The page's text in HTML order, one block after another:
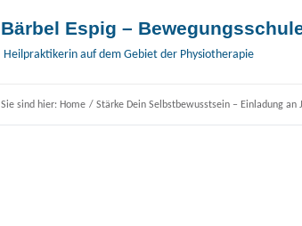
Bärbel Espig –
Heilpraktikerin auf dem Gebiet der Physiotherapie
Sie sind hier: Home / Stärke Dein Selbstbewusstsein – Einladung an